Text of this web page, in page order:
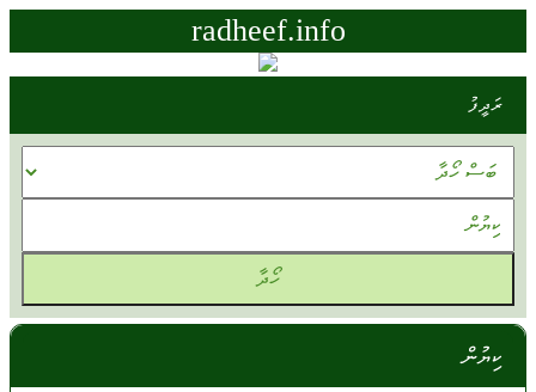
radheef.info
ރަދީފު
ކިޔުން